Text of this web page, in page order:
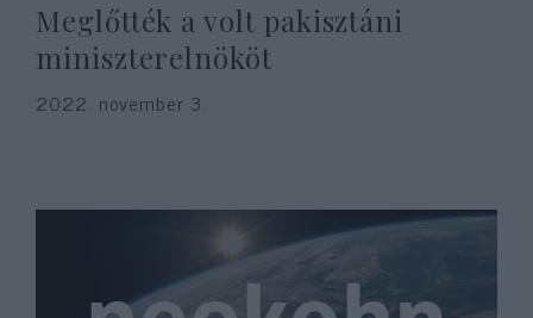
Meglőtték a volt pakisztáni
miniszterelnököt
2022. november 3.